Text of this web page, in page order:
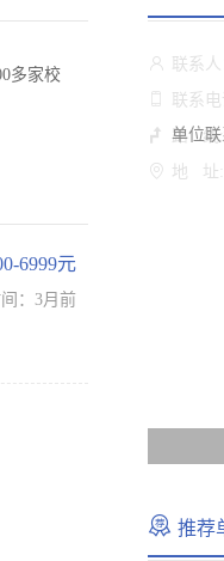
多家校
6999元
：3月前
单位
联系人
联系电
路 线:
地 址:
推荐